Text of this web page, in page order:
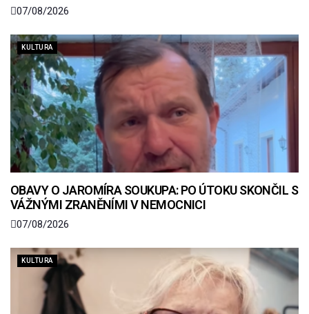
07/08/2026
KULTURA
OBAVY O JAROMÍRA SOUKUPA: PO ÚTOKU SKONČIL S
VÁŽNÝMI ZRANĚNÍMI V NEMOCNICI
07/08/2026
KULTURA